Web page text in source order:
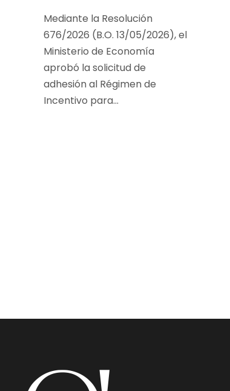
Mediante la Resolución
676/2026 (B.O. 13/05/2026), el
Ministerio de Economía
aprobó la solicitud de
adhesión al Régimen de
Incentivo para...